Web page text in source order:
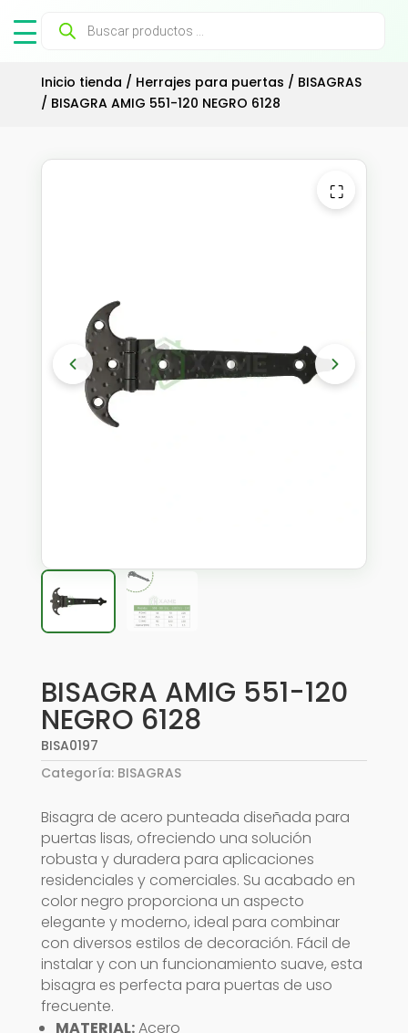
Búsqueda
productos
Inicio tienda / Herrajes para puertas / BISAGRAS
/ BISAGRA AMIG 551-120 NEGRO 6128
⛶
BISAGRA AMIG 551-120
NEGRO 6128
BISA0197
Categoría: BISAGRAS
Bisagra de acero punteada diseñada para
puertas lisas, ofreciendo una solución
robusta y duradera para aplicaciones
residenciales y comerciales. Su acabado en
color negro proporciona un aspecto
elegante y moderno, ideal para combinar
con diversos estilos de decoración. Fácil de
instalar y con un funcionamiento suave, esta
bisagra es perfecta para puertas de uso
frecuente.
MATERIAL:Acero